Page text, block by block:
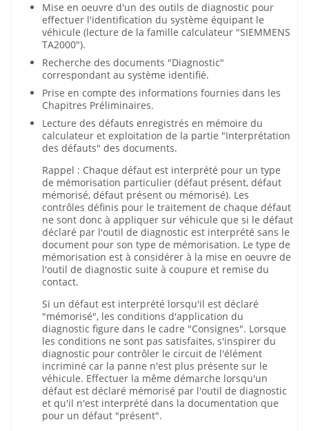
Mise en oeuvre d'un des outils de diagnostic pour
effectuer l'identification du système équipant le
véhicule (lecture de la famille calculateur "SIEMMENS
TA2000").
Recherche des documents "Diagnostic"
correspondant au système identifié.
Prise en compte des informations fournies dans les
Chapitres Préliminaires.
Lecture des défauts enregistrés en mémoire du
calculateur et exploitation de la partie "Interprétation
des défauts" des documents.
Rappel : Chaque défaut est interprété pour un type
de mémorisation particulier (défaut présent, défaut
mémorisé, défaut présent ou mémorisé). Les
contrôles définis pour le traitement de chaque défaut
ne sont donc à appliquer sur véhicule que si le défaut
déclaré par l'outil de diagnostic est interprété sans le
document pour son type de mémorisation. Le type de
mémorisation est à considérer à la mise en oeuvre de
l'outil de diagnostic suite à coupure et remise du
contact.
Si un défaut est interprété lorsqu'il est déclaré
"mémorisé", les conditions d'application du
diagnostic figure dans le cadre "Consignes". Lorsque
les conditions ne sont pas satisfaites, s'inspirer du
diagnostic pour contrôler le circuit de l'élément
incriminé car la panne n'est plus présente sur le
véhicule. Effectuer la même démarche lorsqu'un
défaut est déclaré mémorisé par l'outil de diagnostic
et qu'il n'est interprété dans la documentation que
pour un défaut "présent".